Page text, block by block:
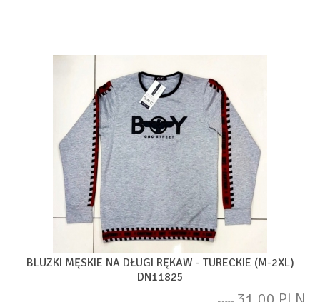
BLUZKI MĘSKIE NA DŁUGI RĘKAW - TURECKIE (M-2XL)
DN11825